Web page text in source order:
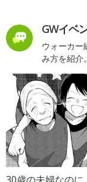
GWイベ
ウォーカー
み方を紹介